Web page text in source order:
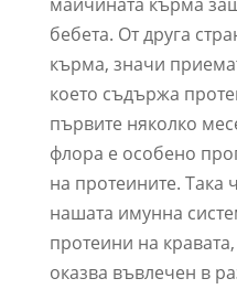
бебета. От друга
кърма, значи
което съдържа
първите няколко
флора е особено
на протеините. Така
нашата имунна
протеини на
оказва въвлечен в